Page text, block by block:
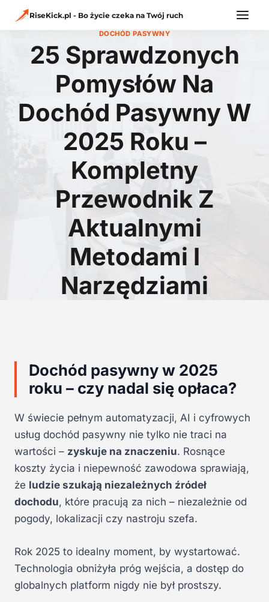
RiseKick.pl - Bo życie czeka na Twój ruch
DOCHÓD PASYWNY
25 Sprawdzonych
Pomysłów Na
Dochód Pasywny W
2025 Roku –
Kompletny
Przewodnik Z
Aktualnymi
Metodami I
Narzędziami
Dochód pasywny w 2025
roku – czy nadal się opłaca?
W świecie pełnym automatyzacji, AI i cyfrowych
usług dochód pasywny nie tylko nie traci na
wartości – zyskuje na znaczeniu. Rosnące
koszty życia i niepewność zawodowa sprawiają,
że ludzie szukają niezależnych źródeł
dochodu, które pracują za nich – niezależnie od
pogody, lokalizacji czy nastroju szefa.
Rok 2025 to idealny moment, by wystartować.
Technologia obniżyła próg wejścia, a dostęp do
globalnych platform nigdy nie był prostszy.